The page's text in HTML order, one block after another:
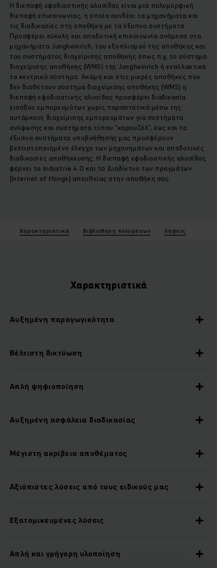
Η διεπαφή εφοδιαστικής αλυσίδας είναι μια πολυμορφική
διεπαφή επικοινωνίας, η οποία συνδέει τα μηχανήματα και
τις διαδικασίες στη αποθήκη με τα έξυπνα συστήματα.
Προσφέρει εύκολη και αποδοτική επικοινωνία ανάμεσα στα
μηχανήματα Jungheinrich, του εξοπλισμού της αποθήκης και
του συστήματος διαχείρισης αποθήκης όπως π.χ. το σύστημα
διαχείρισης αποθήκης (WMS) της Jungheinrich ή εναλλακτικά
το κεντρικό σύστημα. Ακόμη και στις μικρές αποθήκες που
δεν διαθέτουν σύστημα διαχείρισης αποθήκης (WMS) η
διεπαφή εφοδιαστικής αλυσίδας προσφέρει διαδικασία
εισόδου εμπορευμάτων χωρίς παραστατικά μέσω της
αυτάρκους διαχείρισης εμπορευμάτων για συστήματα
ανύψωσης και συστήματα τύπου "καρουζέλ", έως και τα
έξυπνα συστήματα υποβοήθησής μας προσφέρουν
βελτιστοποιημένο έλεγχο των μηχανημάτων και αποδοτικές
διαδικασίες αποθήκευσης. Η διεπαφή εφοδιαστικής αλυσίδας
φέρνει το Industrie 4.0 και το Διαδίκτυο των πραγμάτων
(Internet of things) απευθείας στην αποθήκη σας.
Χαρακτηριστικά Βιβλιοθήκη πολυμέσων Λήψεις
Χαρακτηριστικά
Αυξημένη παραγωγικότητα
Βέλτιστη δικτύωση
Απλή ψηφιοποίηση
Αυξημένη ασφάλεια διαδικασίας
Μέγιστη ακρίβεια αποθέματος
Αξιόπιστες λύσεις από τους ειδικούς μας
Εξατομικευμένες λύσεις
Απλή και γρήγορη υλοποίηση